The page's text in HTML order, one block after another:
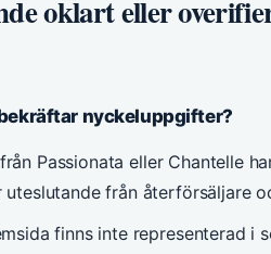
oklart eller
nyckeluppgifter?
Passionata eller Chantelle
från återförsäljare
finns inte representerad i